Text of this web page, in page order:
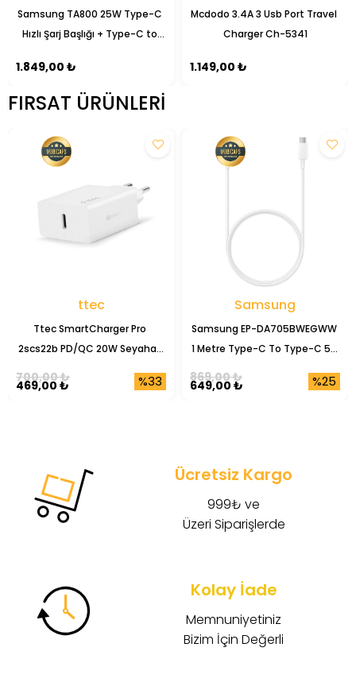
Samsung TA800 25W Type-C
Hızlı Şarj Başlığı + Type-C to
1.849,00 ₺
Mcdodo 3.4A 3 Usb Port Travel
Charger Ch-5341
1.149,00 ₺
FIRSAT ÜRÜNLERI
ttec
Ttec SmartCharger Pro
2scs22b PD/QC 20W Seyahat
%33
469,00 ₺
700,00 ₺
Samsung
Samsung EP-DA705BWEGWW
1 Metre Type-C To Type-C 5A
%25
649,00 ₺
869,00 ₺
Ücretsiz Kargo
999₺ ve
Üzeri Siparişlerde
Kolay İade
Memnuniyetiniz
Bizim İçin Değerli